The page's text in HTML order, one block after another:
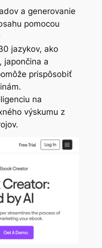
a generovanie
pomocou
jazykov, ako
japončina a
prispôsobiť
na
výskumu z